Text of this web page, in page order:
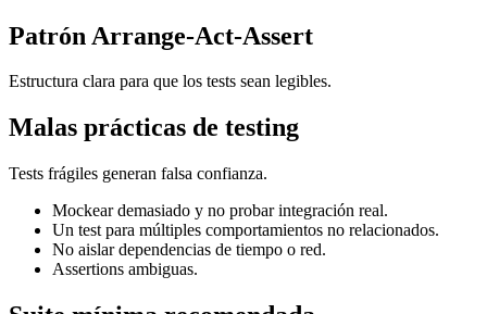
Patrón Arrange-Act-Assert
Estructura clara para que los tests sean legibles.
Malas prácticas de testing
Tests frágiles generan falsa confianza.
Mockear demasiado y no probar integración real.
Un test para múltiples comportamientos no relacionados.
No aislar dependencias de tiempo o red.
Assertions ambiguas.